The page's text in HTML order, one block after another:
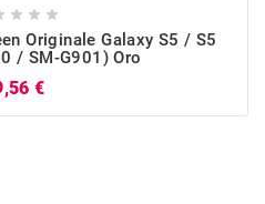
  
Originale Galaxy S5 / S5
/ SM-G901) Oro
€